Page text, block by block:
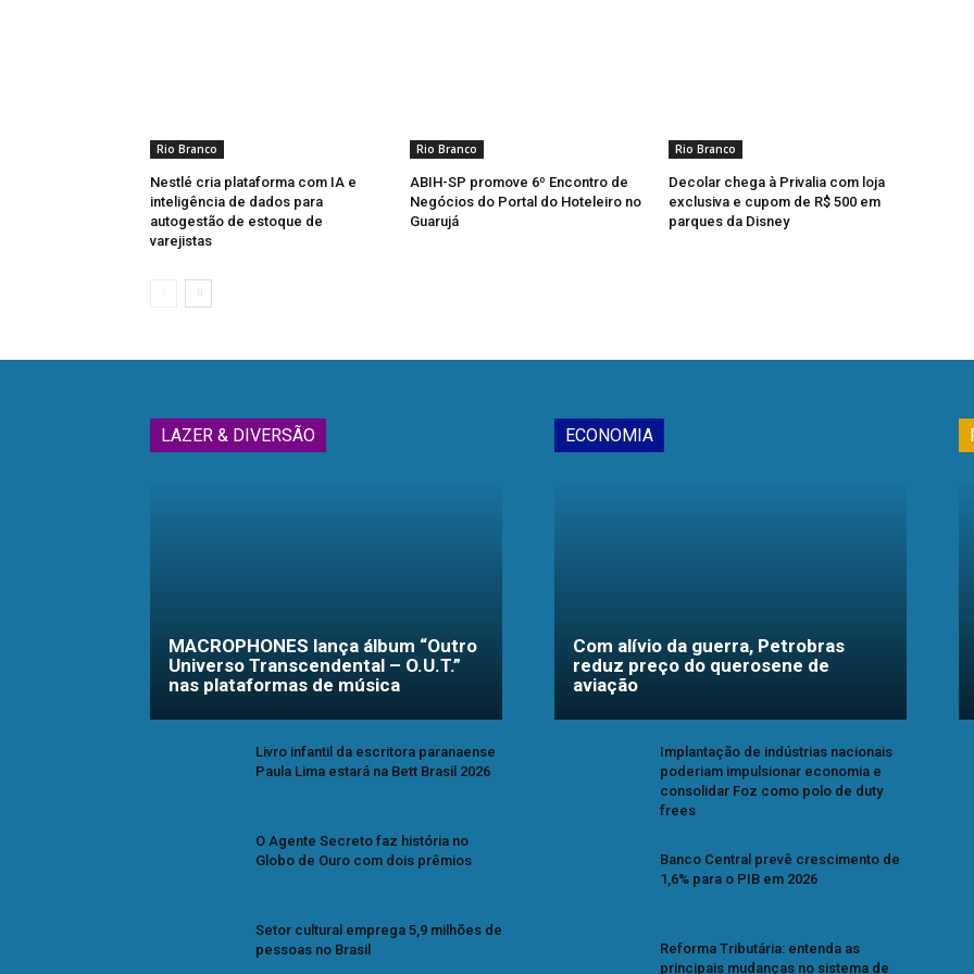
Rio Branco
Nestlé cria plataforma com IA e
inteligência de dados para
autogestão de estoque de
varejistas
Rio Branco
ABIH-SP promove 6º Encontro de
Negócios do Portal do Hoteleiro no
Guarujá
Rio Branco
Decolar chega à Privalia com loja
exclusiva e cupom de R$ 500 em
parques da Disney
LAZER & DIVERSÃO
MACROPHONES lança álbum “Outro
Universo Transcendental – O.U.T.”
nas plataformas de música
Livro infantil da escritora paranaense
Paula Lima estará na Bett Brasil 2026
O Agente Secreto faz história no
Globo de Ouro com dois prêmios
Setor cultural emprega 5,9 milhões de
pessoas no Brasil
ECONOMIA
Com alívio da guerra, Petrobras
reduz preço do querosene de
aviação
Implantação de indústrias nacionais
poderiam impulsionar economia e
consolidar Foz como polo de duty
frees
Banco Central prevê crescimento de
1,6% para o PIB em 2026
Reforma Tributária: entenda as
principais mudanças no sistema de